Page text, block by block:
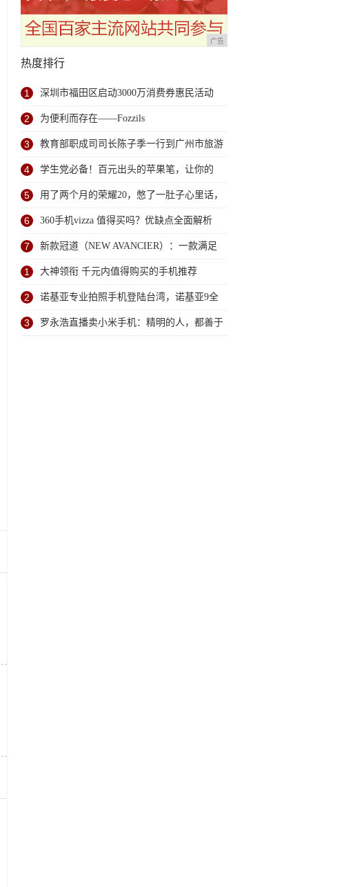
广告
热度排行
1 深圳市福田区启动3000万消费券惠民活动
2 为便利而存在——Fozzils
3 教育部职成司司长陈子季一行到广州市旅游
商务职业学校考察调研
4 学生党必备！百元出头的苹果笔，让你的
iPad成为学习神器
5 用了两个月的荣耀20，憋了一肚子心里话，
今天终于一吐为快
6 360手机vizza 值得买吗？优缺点全面解析
7 新款冠道（NEW AVANCIER）：一款满足
任何苛刻要求的SUV
1 大神领衔 千元内值得购买的手机推荐
2 诺基亚专业拍照手机登陆台湾，诺基亚9全
球首款五摄将助阵！
3 罗永浩直播卖小米手机：精明的人，都善于